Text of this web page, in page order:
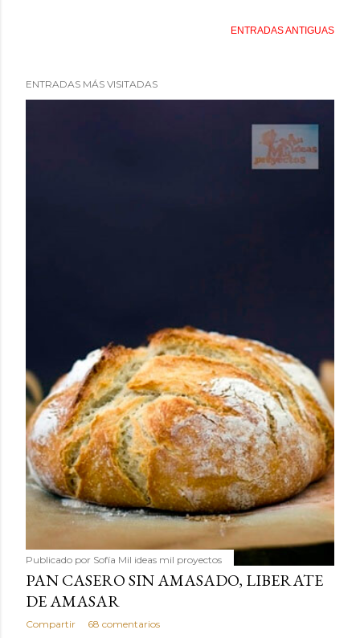
ENTRADAS ANTIGUAS
ENTRADAS MÁS VISITADAS
Publicado por Sofía Mil ideas mil proyectos
PAN CASERO SIN AMASADO, LIBERATE
DE AMASAR
Compartir 68 comentarios